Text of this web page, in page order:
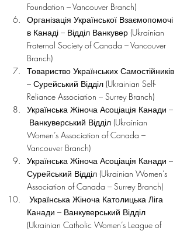
Foundation – Vancouver Branch)
Організація Української Взаємопомочі
в Канаді – Відділ Ванкувер (Ukrainian
Fraternal Society of Canada – Vancouver
Branch)
Товариство Українських Самостійників
– Сурейський Відділ (Ukrainian Self-
Reliance Association – Surrey Branch)
Українська Жіноча Асоціація Канади –
Ванкуверський Відділ (Ukrainian
Women’s Association of Canada –
Vancouver Branch)
Українська Жіноча Асоціація Канади –
Сурейський Відділ (Ukrainian Women’s
Association of Canada – Surrey Branch)
Українська Жіноча Католицька Ліга
Канади – Ванкуверський Відділ
(Ukrainian Catholic Women’s League of